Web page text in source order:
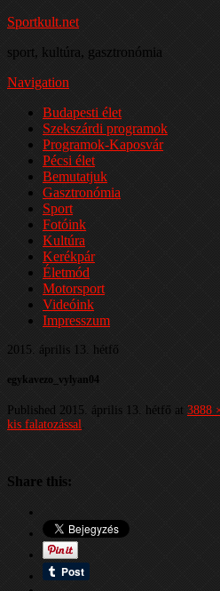
Sportkult.net
sport, kultúra, gasztronómia
Navigation
Budapesti élet
Szekszárdi programok
Programok-Kaposvár
Pécsi élet
Bemutatjuk
Gasztronómia
Sport
Fotóink
Kultúra
Kerékpár
Életmód
Motorsport
Videóink
Impresszum
2015. április 13. hétfő
egykavezo_vylyan04
Published 2015. április 13. hétfő at 3888
kis falatozással
Share this: